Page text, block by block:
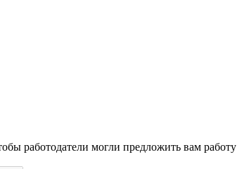
работодатели могли предложить вам работу